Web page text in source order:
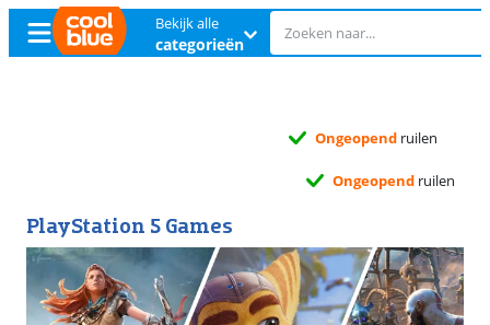
Bekijk alle
categorieën
ruilen
ruilen
PlayStation 5 Games